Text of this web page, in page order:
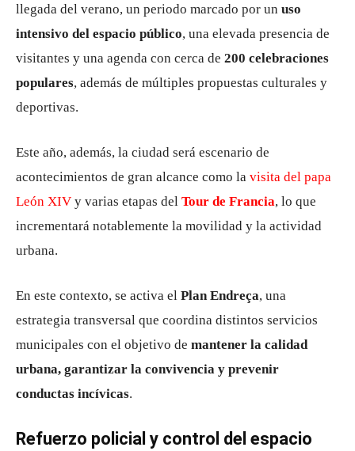
llegada del verano, un periodo marcado por un uso
intensivo del espacio público, una elevada presencia de
visitantes y una agenda con cerca de 200 celebraciones
populares, además de múltiples propuestas culturales y
deportivas.
Este año, además, la ciudad será escenario de
acontecimientos de gran alcance como la visita del papa
León XIV y varias etapas del Tour de Francia, lo que
incrementará notablemente la movilidad y la actividad
urbana.
En este contexto, se activa el Plan Endreça, una
estrategia transversal que coordina distintos servicios
municipales con el objetivo de mantener la calidad
urbana, garantizar la convivencia y prevenir
conductas incívicas.
Refuerzo policial y control del espacio